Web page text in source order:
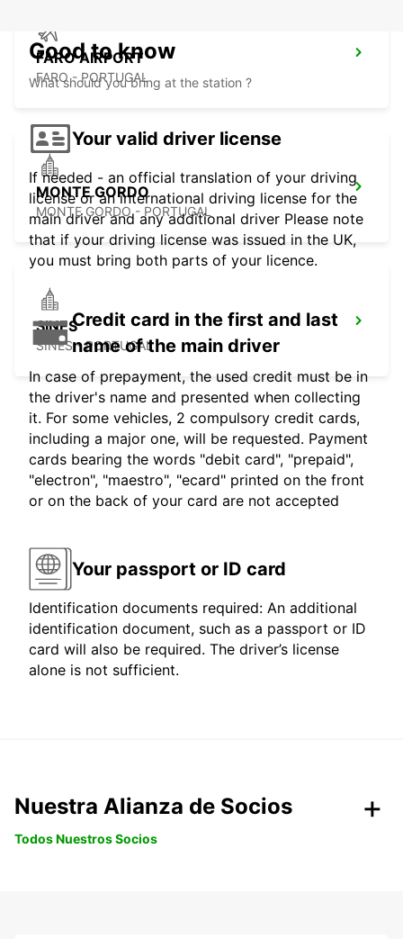
FARO AIRPORT
FARO - PORTUGAL
MONTE GORDO
MONTE GORDO - PORTUGAL
SINES
SINES - PORTUGAL
Good to know
What should you bring at the station ?
Your valid driver license
If needed - an official translation of your driving
license or an international driving license for the
main driver and any additional driver Please note
that if your driving license was issued in the UK,
you must bring both parts of your licence.
Credit card in the first and last
name of the main driver
In case of prepayment, the used credit must be in
the driver's name and presented when collecting
it. For some vehicles, 2 compulsory credit cards,
including a major one, will be requested. Payment
cards bearing the words "debit card", "prepaid",
"electron", "maestro", "ecard" printed on the front
or on the back of your card are not accepted
Your passport or ID card
Identification documents required: An additional
identification document, such as a passport or ID
card will also be required. The driver’s license
alone is not sufficient.
Nuestra Alianza de Socios
Todos Nuestros Socios